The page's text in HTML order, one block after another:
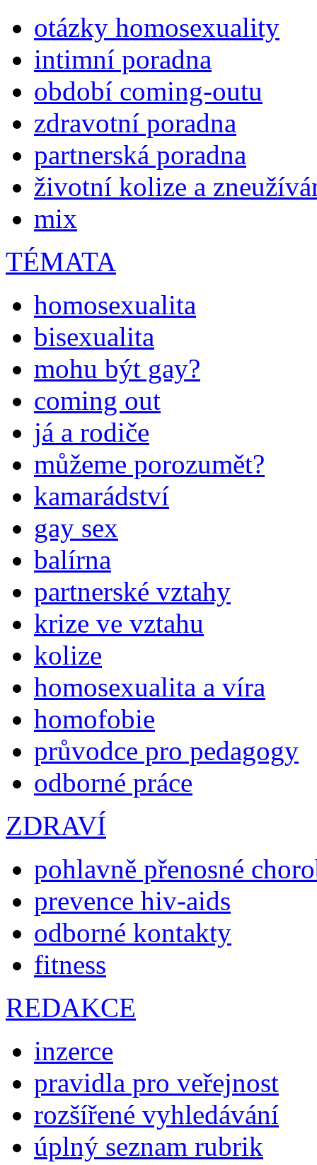
otázky homosexuality
intimní poradna
období coming-outu
zdravotní poradna
partnerská poradna
životní kolize a
mix
TÉMATA
homosexualita
bisexualita
mohu být gay?
coming out
já a rodiče
můžeme porozumět?
kamarádství
gay sex
balírna
partnerské vztahy
krize ve vztahu
kolize
homosexualita a víra
homofobie
průvodce pro pedagogy
odborné práce
ZDRAVÍ
pohlavně přenosné
prevence hiv-aids
odborné kontakty
fitness
REDAKCE
inzerce
pravidla pro veřejnost
rozšířené vyhledávání
úplný seznam rubrik